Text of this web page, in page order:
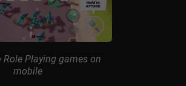
Role Playing games on
mobile